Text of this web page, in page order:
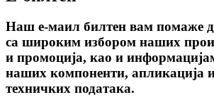
Наш е-маил билтен вам помаже
са широким избором наших
и промоција, као и
наших компоненти, апликација
техничких података.